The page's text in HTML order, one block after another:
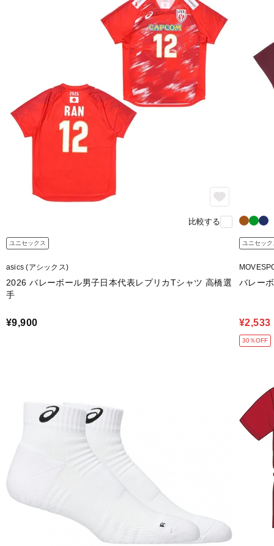
比較する
ユニセックス
asics (アシックス)
2026 バレーボール男子日本代表レプリカTシャツ 高橋選
手
¥9,900
ユニセック
バレー
¥2,533
30％OFF